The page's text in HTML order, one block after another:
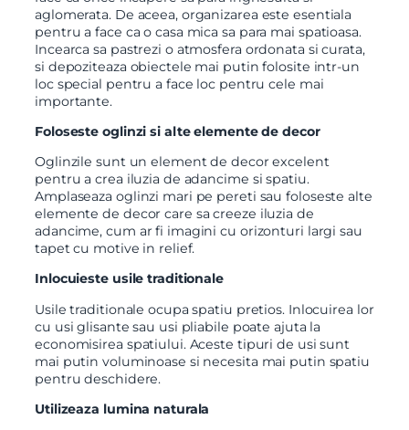
aglomerata. De aceea, organizarea este esentiala
pentru a face ca o casa mica sa para mai spatioasa.
Incearca sa pastrezi o atmosfera ordonata si curata,
si depoziteaza obiectele mai putin folosite intr-un
loc special pentru a face loc pentru cele mai
importante.
Foloseste oglinzi si alte elemente de decor
Oglinzile sunt un element de decor excelent
pentru a crea iluzia de adancime si spatiu.
Amplaseaza oglinzi mari pe pereti sau foloseste alte
elemente de decor care sa creeze iluzia de
adancime, cum ar fi imagini cu orizonturi largi sau
tapet cu motive in relief.
Inlocuieste usile traditionale
Usile traditionale ocupa spatiu pretios. Inlocuirea lor
cu usi glisante sau usi pliabile poate ajuta la
economisirea spatiului. Aceste tipuri de usi sunt
mai putin voluminoase si necesita mai putin spatiu
pentru deschidere.
Utilizeaza lumina naturala